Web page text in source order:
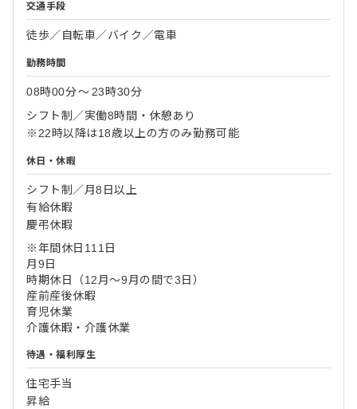
交通手段
徒歩／自転車／バイク／電車
勤務時間
08時00分〜23時30分
シフト制／実働8時間・休憩あり
※22時以降は18歳以上の方のみ勤務可能
休日・休暇
シフト制／月8日以上
有給休暇
慶弔休暇
※年間休日111日
月9日
時期休日（12月～9月の間で3日）
産前産後休暇
育児休業
介護休暇・介護休業
待遇・福利厚生
住宅手当
昇給